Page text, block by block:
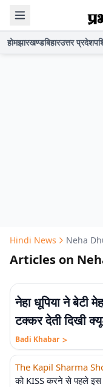
होमझारखण्डबिहारउत्तर प्रदेश
Hindi News Neha
Articles on
नेहा धूपिया ने बेटी
टक्कर देती दिखी
Badi Khabar >
The Kapil Sharma
को KISS करने से पहले इस